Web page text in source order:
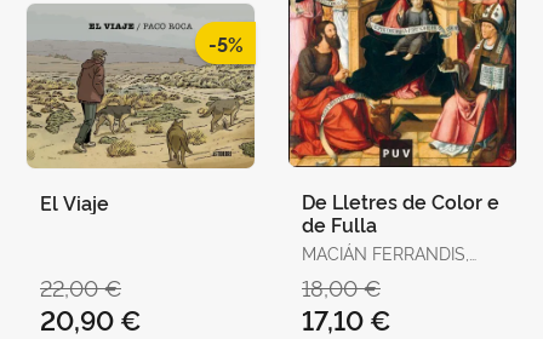
-5%
El Viaje
22,00 €
20,90 €
De Lletres de Color e
de Fulla
MACIÁN FERRANDIS,
18,00 €
17,10 €